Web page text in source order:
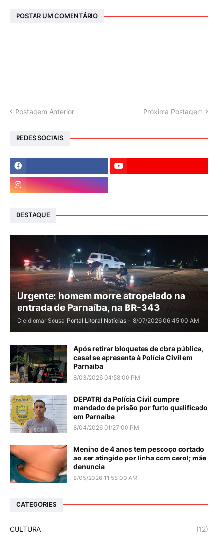
POSTAR UM COMENTÁRIO
Postagem Anterior Próxima Postagem
REDES SOCIAIS
DESTAQUE
Urgente: homem morre atropelado na
entrada de Parnaíba, na BR-343
Cleidiomar Sousa Portal Litoral Notícias - 8/07/2026 06:45:00 AM
Após retirar bloquetes de obra pública,
casal se apresenta à Polícia Civil em
Parnaíba
8/03/2026 04:58:00 PM
DEPATRI da Polícia Civil cumpre
mandado de prisão por furto qualificado
em Parnaíba
8/04/2026 01:27:00 PM
Menino de 4 anos tem pescoço cortado
ao ser atingido por linha com cerol; mãe
denuncia
8/05/2026 11:55:00 AM
CATEGORIES
CULTURA (12)